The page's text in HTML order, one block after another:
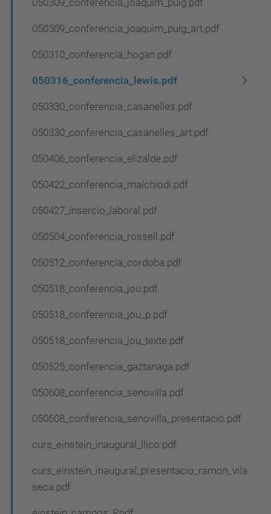
050309_conferencia_joaquim_puig_art.pdf
050310_conferencia_hogan.pdf
050316_conferencia_lewis.pdf
050330_conferencia_casanelles.pdf
050330_conferencia_casanelles_art.pdf
050406_conferencia_elizalde.pdf
050422_conferencia_malchiodi.pdf
050427_insercio_laboral.pdf
050504_conferencia_rossell.pdf
050512_conferencia_cordoba.pdf
050518_conferencia_jou.pdf
050518_conferencia_jou_p.pdf
050518_conferencia_jou_texte.pdf
050525_conferencia_gaztanaga.pdf
050608_conferencia_senovilla.pdf
050608_conferencia_senovilla_presentacio.pdf
curs_einstein_inaugural_llico.pdf
curs_einstein_inaugural_presentacio_ramon_vila
seca.pdf